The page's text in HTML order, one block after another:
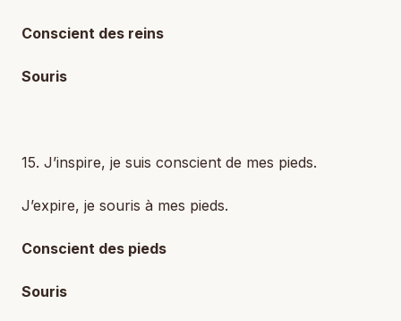
Conscient des reins
Souris
15. J’inspire, je suis conscient de mes pieds.
J’expire, je souris à mes pieds.
Conscient des pieds
Souris